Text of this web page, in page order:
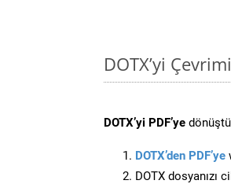
DOTX’yi
DOTX’yi PDF’ye
DOTX’den PDF’ye
DOTX dosyanızı